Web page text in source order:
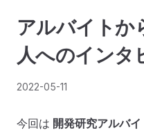
アルバイトか
人へのインタ
2022-05-11
今回は 開発研究アルバイ